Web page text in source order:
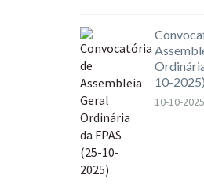
10-2025)
10-10-2025